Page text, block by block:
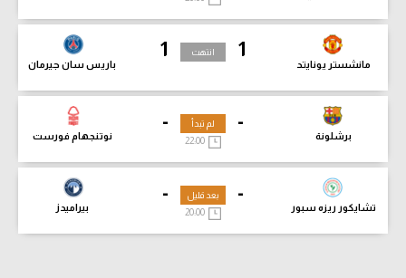
1
مانشستر يونايتد
1
باريس سان جيرمان
انتهت
-
برشلونة
-
نوتنجهام فورست
لم تبدأ
-
تشايكور ريزه سبور
-
بيراميدز
بعد قليل